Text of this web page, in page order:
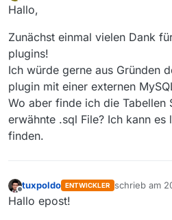
Offline
Hallo,
Zunächst einmal vielen Dank
plugins!
Ich würde gerne aus Gründen
plugin mit einer externen
Wo aber finde ich die Tabellen
erwähnte .sql File? Ich kann
finden.
Offline
tuxpoldo ENTWICKLER schrieb am
zuletzt
Hallo epost!